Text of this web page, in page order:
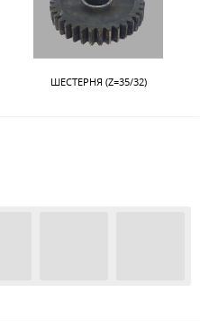
ШЕСТЕРНЯ (Z=35/32)